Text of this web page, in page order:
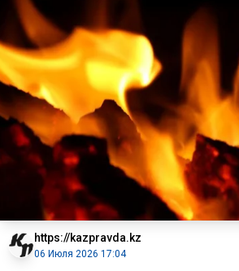
https://kazpravda.kz
06 Июля 2026 17:04